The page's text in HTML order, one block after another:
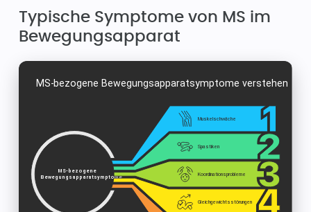
Typische Symptome von MS im
Bewegungsapparat